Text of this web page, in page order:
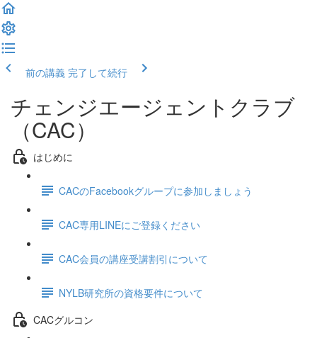
前の講義 完了して続行
チェンジエージェントクラブ
（CAC）
はじめに
CACのFacebookグループに参加しましょう
CAC専用LINEにご登録ください
CAC会員の講座受講割引について
NYLB研究所の資格要件について
CACグルコン